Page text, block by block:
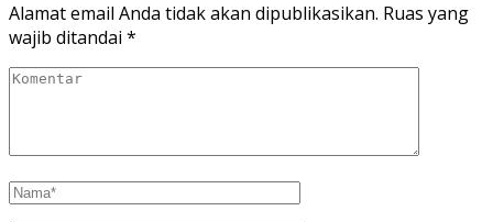
Alamat email Anda tidak akan dipublikasikan. Ruas yang
wajib ditandai *